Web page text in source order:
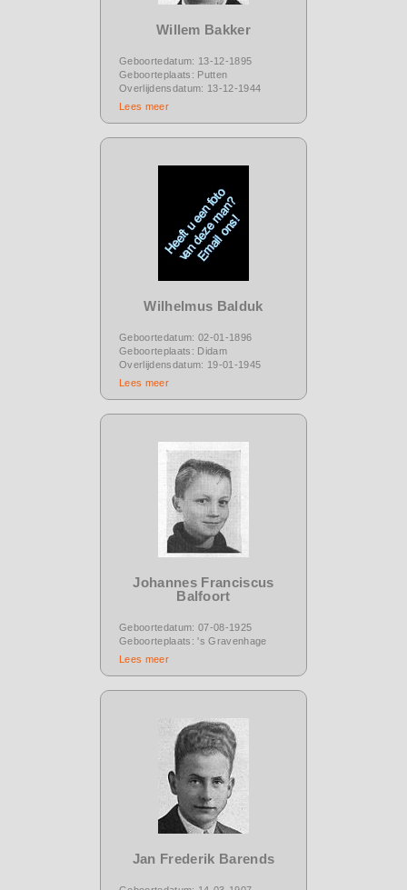
Willem Bakker
Geboortedatum: 13-12-1895
Geboorteplaats: Putten
Overlijdensdatum: 13-12-1944
Lees meer
Wilhelmus Balduk
Geboortedatum: 02-01-1896
Geboorteplaats: Didam
Overlijdensdatum: 19-01-1945
Lees meer
Johannes Franciscus
Balfoort
Geboortedatum: 07-08-1925
Geboorteplaats: 's Gravenhage
Lees meer
Jan Frederik Barends